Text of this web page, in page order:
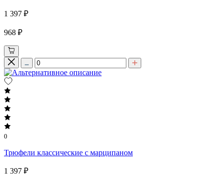
1 397 ₽
968 ₽
0
Трюфели классические с марципаном
1 397 ₽